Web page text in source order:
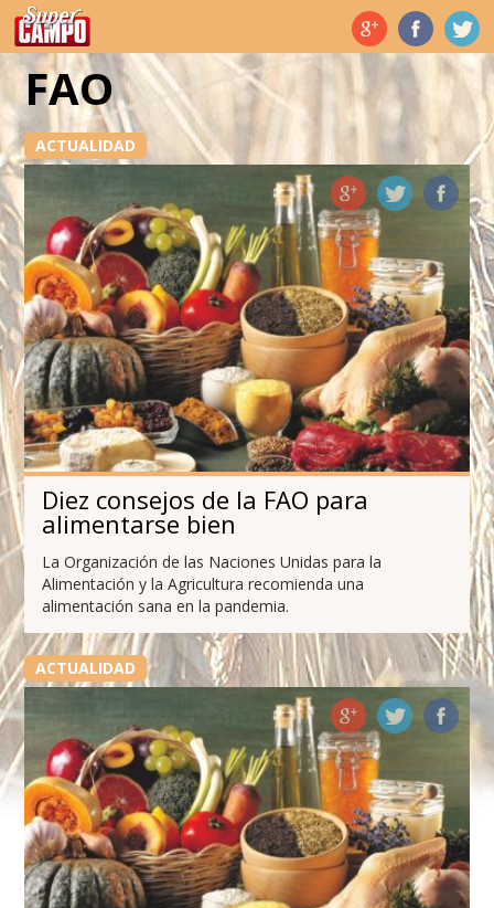
Temas de hoy
FAO
ACTUALIDAD
Diez consejos de la FAO para
alimentarse bien
La Organización de las Naciones Unidas para la
Alimentación y la Agricultura recomienda una
alimentación sana en la pandemia.
ACTUALIDAD